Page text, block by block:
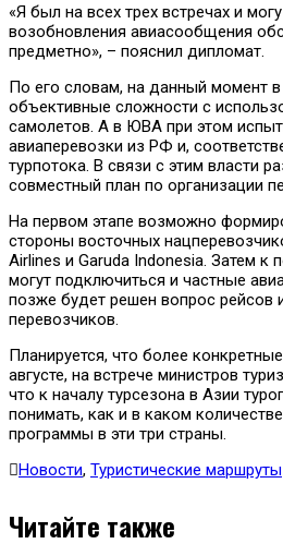
«Я был на всех трех встречах и
возобновления авиасообщения
предметно», – пояснил дипломат.
По его словам, на данный момент в
объективные сложности с
самолетов. А в ЮВА при этом
авиаперевозки из РФ и,
турпотока. В связи с этим власти
совместный план по организации
На первом этапе возможно
стороны восточных
Airlines и Garuda Indonesia. Затем к
могут подключиться и частные
позже будет решен вопрос рейсов
перевозчиков.
Планируется, что более
августе, на встрече министров
что к началу турсезона в Азии
понимать, как и в каком
программы в эти три страны.
Новости, Туристические маршруты
Читайте также